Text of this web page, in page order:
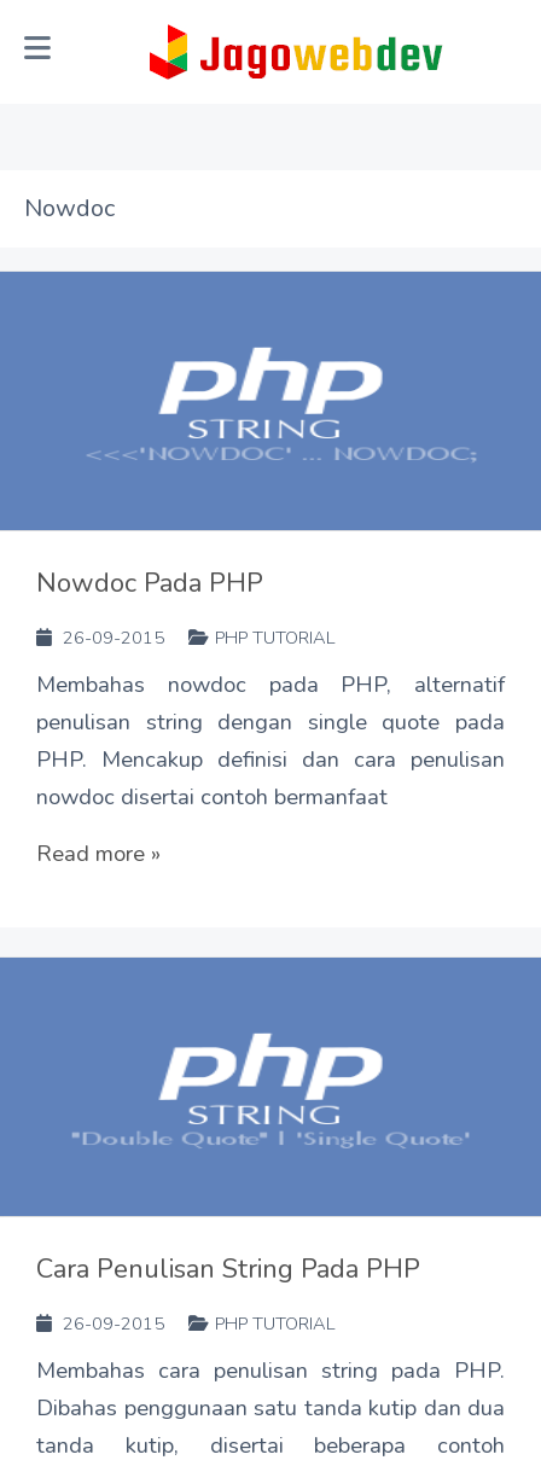
Nowdoc
Nowdoc Pada PHP
26-09-2015 PHP TUTORIAL
Membahas nowdoc pada PHP, alternatif
penulisan string dengan single quote pada
PHP. Mencakup definisi dan cara penulisan
nowdoc disertai contoh bermanfaat
Read more »
Cara Penulisan String Pada PHP
26-09-2015 PHP TUTORIAL
Membahas cara penulisan string pada PHP.
Dibahas penggunaan satu tanda kutip dan dua
tanda kutip, disertai beberapa contoh